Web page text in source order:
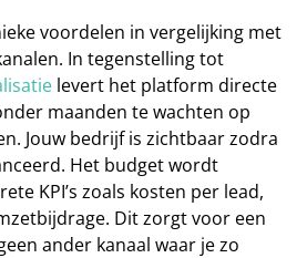
voordelen in vergelijking met
levert het platform directe
maanden te wachten op
Jouw bedrijf is zichtbaar zodra
Het budget wordt
KPI’s zoals kosten per lead,
ander kanaal waar je zo